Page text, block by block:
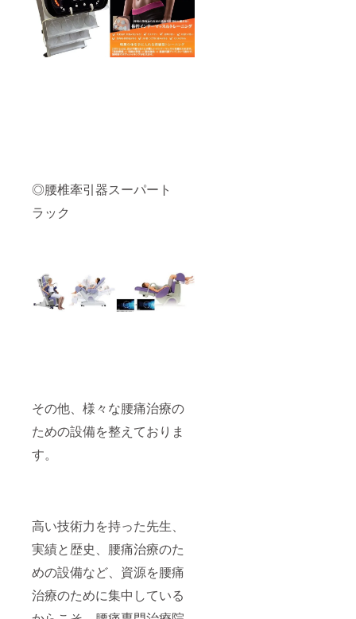
◎腰椎牽引器スーパート
ラック
その他、様々な腰痛治療の
ための設備を整えておりま
す。
高い技術力を持った先生、
実績と歴史、腰痛治療のた
めの設備など、資源を腰痛
治療のために集中している